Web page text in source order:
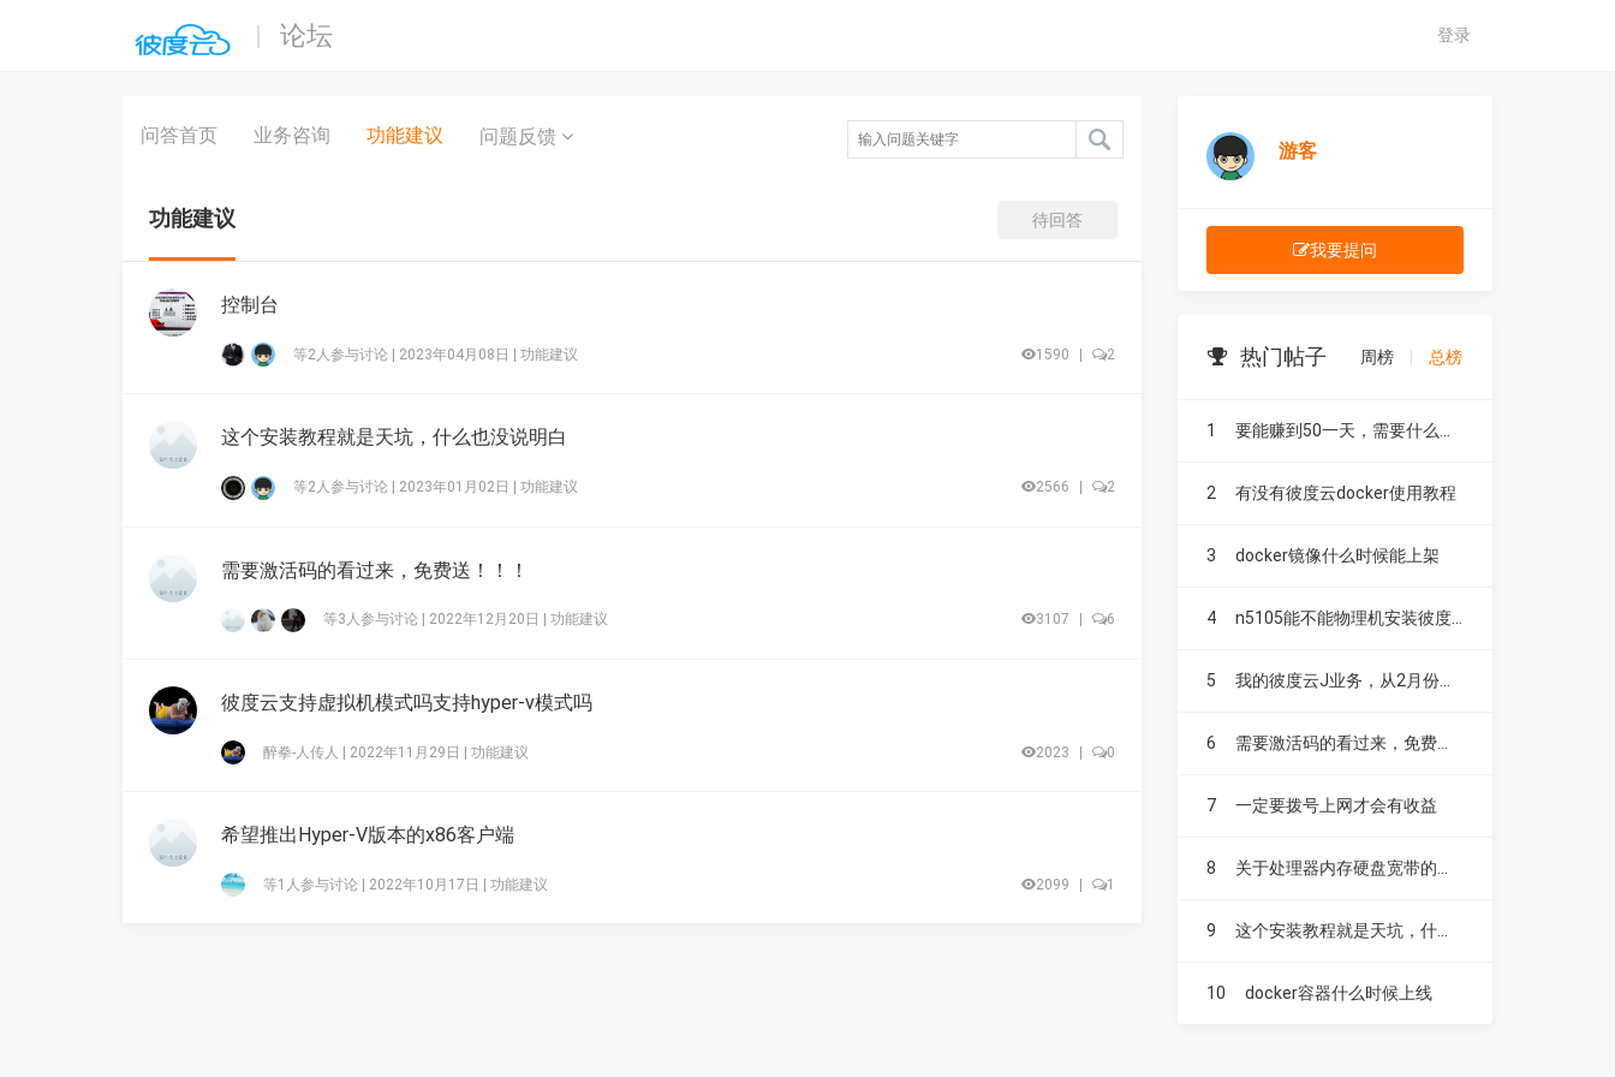
论坛 登录
问答首页 业务咨询 功能建议 问题反馈
功能建议 待回答
控制台
等2人参与讨论 | 2023年04月08日 | 功能建议 1590 | 2
这个安装教程就是天坑，什么也没说明白
等2人参与讨论 | 2023年01月02日 | 功能建议 2566 2
需要激活码的看过来，免费送！！！
等3人参与讨论 | 2022年12月20日 | 功能建议 3107 6
彼度云支持虚拟机模式吗支持hyper-v模式吗
醉拳-人传人 | 2022年11月29日 | 功能建议 2023 | 0
希望推出Hyper-V版本的x86客户端
等1人参与讨论 | 2022年10月17日 | 功能建议 2099 | 1
游客
我要提问
热门帖子 周榜 总榜
1
2 有没有彼度云docker使用教程
3 docker镜像什么时候能上架
4 n5105能不能物理机安装彼度云？
5 我的彼度云J业务，从2月份就不跑了，是J业务出问题了？
6 需要激活码的看过来，免费送！！！
7 一定要拨号上网才会有收益
8
9 这个安装教程就是天坑，什么也没说明白
10 docker容器什么时候上线